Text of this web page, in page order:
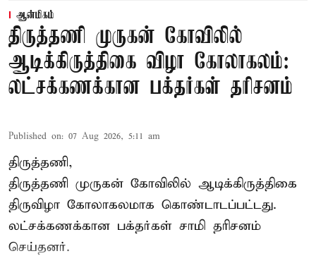
ஆன்மிகம்
திருத்தணி முருகன் கோவிலில்
ஆடிக்கிருத்திகை விழா கோலாகலம்:
லட்சக்கணக்கான பக்தர்கள் தரிசனம்
Published on: 07 Aug 2026, 5:11 am
திருத்தணி,
திருத்தணி முருகன் கோவிலில் ஆடிக்கிருத்திகை
திருவிழா கோலாகலமாக கொண்டாடப்பட்டது.
லட்சக்கணக்கான பக்தர்கள் சாமி தரிசனம்
செய்தனர்.